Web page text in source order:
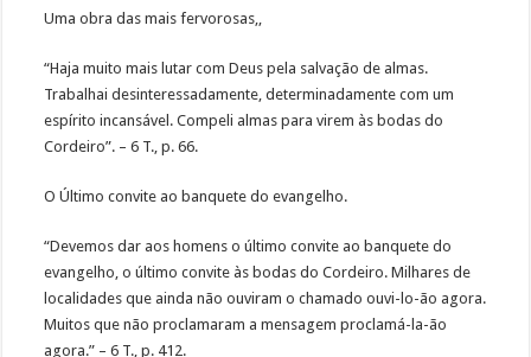
Uma obra das mais fervorosas,,
“Haja muito mais lutar com Deus pela salvação de almas.
Trabalhai desinteressadamente, determinadamente com um
espírito incansável. Compeli almas para virem às bodas do
Cordeiro”. – 6 T., p. 66.
O Último convite ao banquete do evangelho.
“Devemos dar aos homens o último convite ao banquete do
evangelho, o último convite às bodas do Cordeiro. Milhares de
localidades que ainda não ouviram o chamado ouvi-lo-ão agora.
Muitos que não proclamaram a mensagem proclamá-la-ão
agora.” – 6 T., p. 412.